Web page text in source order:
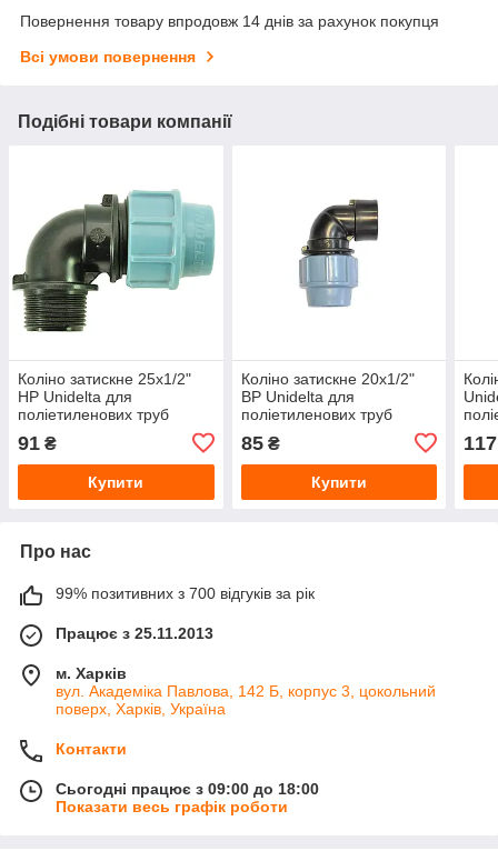
Повернення товару впродовж 14 днів за рахунок покупця
Всі умови повернення
Подібні товари компанії
Коліно затискне 25х1/2"
НР Unidelta для
поліетиленових труб
91 ₴
Купити
Коліно затискне 20х1/2"
ВР Unidelta для
поліетиленових труб
85₴
Купити
117
Про нас
99% позитивних з 700 відгуків за рік
Працює з 25.11.2013
м. Харків
вул. Академіка Павлова, 142 Б, корпус 3, цокольний
поверх, Харків, Україна
Контакти
Сьогодні працює з 09:00 до 18:00
Показати весь графік роботи